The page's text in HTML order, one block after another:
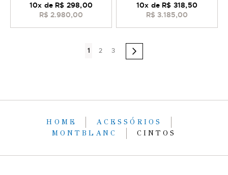
R$ 2.980,00
10x de R$ 298,00
R$ 3.185,00
10x de R$ 318,50
Página
Você
1 Página
2 Página
3
HOME
ACESSÓRIOS
MONTBLANC
CINTOS